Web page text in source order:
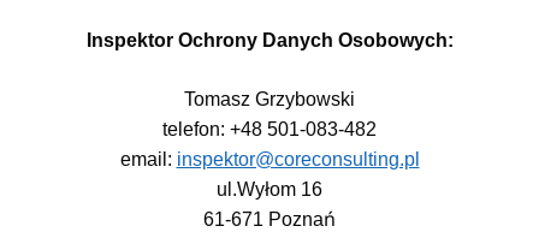
Inspektor Ochrony Danych Osobowych:
Tomasz Grzybowski
telefon: +48 501-083-482
email: inspektor@coreconsulting.pl
ul.Wyłom 16
61-671 Poznań